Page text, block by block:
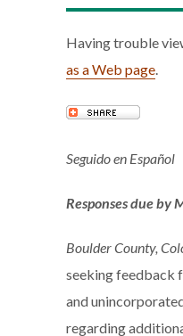
Having trouble
as a Web page.
Seguido en Español
Responses due by
Boulder County,
seeking feedback
and
regarding